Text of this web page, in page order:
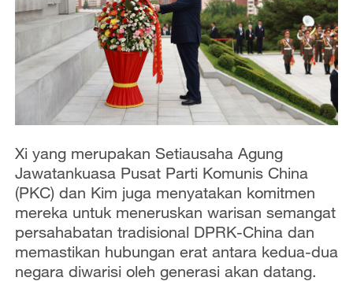
Xi yang merupakan Setiausaha Agung
Jawatankuasa Pusat Parti Komunis China
(PKC) dan Kim juga menyatakan komitmen
mereka untuk meneruskan warisan semangat
persahabatan tradisional DPRK-China dan
memastikan hubungan erat antara kedua-dua
negara diwarisi oleh generasi akan datang.